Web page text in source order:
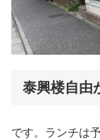
泰興楼自由
です。ランチは